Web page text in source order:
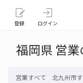
登録 ログイン
福岡県 営
営業すべて 北九州市